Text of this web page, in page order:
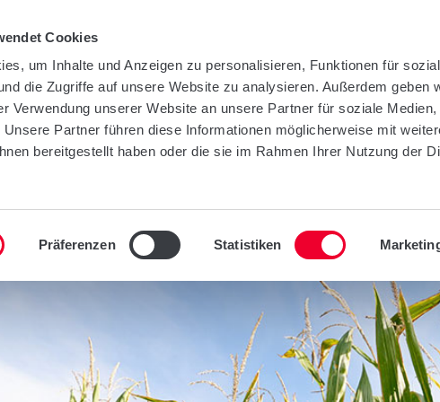
Cookies
um Inhalte und Anzeigen zu personalisieren, Funktionen für
die Zugriffe auf unsere Website zu analysieren. Außerdem geben
Verwendung unserer Website an unsere Partner für soziale Medien,
Unsere Partner führen diese Informationen möglicherweise mit
bereitgestellt haben oder die sie im Rahmen Ihrer Nutzung der
Präferenzen Statistiken
UNTERNEHMEN INFOTHEK
Öko